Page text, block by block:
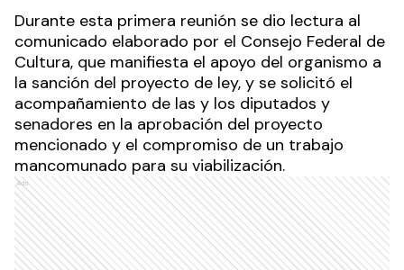
Durante esta primera reunión se dio lectura al
comunicado elaborado por el Consejo Federal de
Cultura, que manifiesta el apoyo del organismo a
la sanción del proyecto de ley, y se solicitó el
acompañamiento de las y los diputados y
senadores en la aprobación del proyecto
mencionado y el compromiso de un trabajo
mancomunado para su viabilización.
Ads